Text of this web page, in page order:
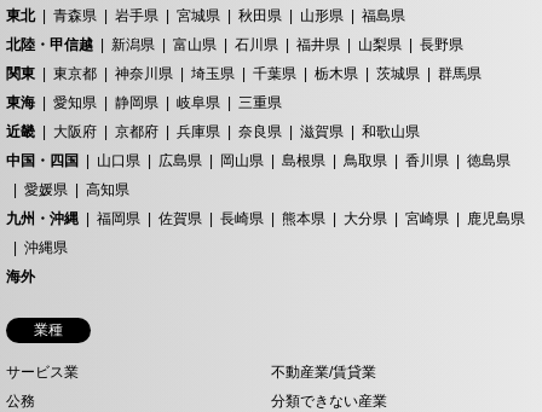
東北
青森県 岩手県 宮城県 秋田県 山形県
福島県
北陸・甲信越
新潟県 富山県 石川県 福井県 山梨県
長野県
関東
東京都 神奈川県 埼玉県 千葉県 栃木県 茨城県
群馬県
東海
愛知県 静岡県 岐阜県
三重県
近畿
大阪府 京都府 兵庫県 奈良県 滋賀県
和歌山県
中国・四国
山口県 広島県 岡山県 島根県 鳥取県 香川県
徳島県
愛媛県
高知県
九州・沖縄
福岡県 佐賀県 長崎県 熊本県 大分県 宮崎県
鹿児島県
沖縄県
海外
業種
サービス業
不動産業/賃貸業
公務
分類できない産業